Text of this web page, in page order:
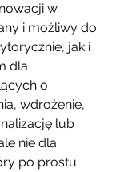
w
i możliwy do
jak i
dla
o
wdrożenie,
lub
nie dla
po prostu